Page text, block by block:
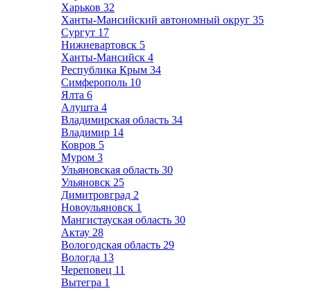
Харьков 32
Ханты-Мансийский автономный округ 35
Сургут 17
Нижневартовск 5
Ханты-Мансийск 4
Республика Крым 34
Симферополь 10
Ялта 6
Алушта 4
Владимирская область 34
Владимир 14
Ковров 5
Муром 3
Ульяновская область 30
Ульяновск 25
Димитровград 2
Новоульяновск 1
Мангистауская область 30
Актау 28
Вологодская область 29
Вологда 13
Череповец 11
Вытегра 1